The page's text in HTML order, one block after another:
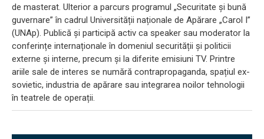
de masterat. Ulterior a parcurs programul „Securitate și bună
guvernare” în cadrul Universității naționale de Apărare „Carol I”
(UNAp). Publică și participă activ ca speaker sau moderator la
conferințe internaționale în domeniul securității și politicii
externe și interne, precum și la diferite emisiuni TV. Printre
ariile sale de interes se numără contrapropaganda, spațiul ex-
sovietic, industria de apărare sau integrarea noilor tehnologii
în teatrele de operații.